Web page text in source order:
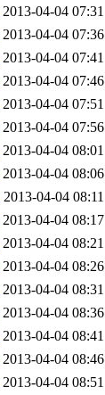
2013-04-04 07:31
2013-04-04 07:36
2013-04-04 07:41
2013-04-04 07:46
2013-04-04 07:51
2013-04-04 07:56
2013-04-04 08:01
2013-04-04 08:06
2013-04-04 08:11
2013-04-04 08:17
2013-04-04 08:21
2013-04-04 08:26
2013-04-04 08:31
2013-04-04 08:36
2013-04-04 08:41
2013-04-04 08:46
2013-04-04 08:51